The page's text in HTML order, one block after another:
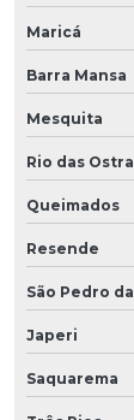
Maricá
Barra Mansa
Mesquita
Rio das
Queimados
Resende
São Pedro
Japeri
Saquarema